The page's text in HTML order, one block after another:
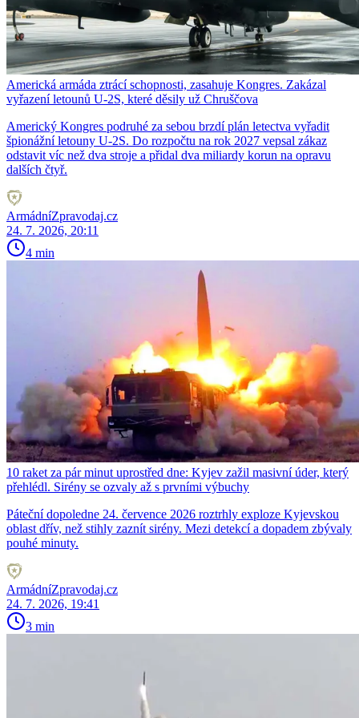
Americká armáda ztrácí schopnosti, zasahuje Kongres. Zakázal
vyřazení letounů U-2S, které děsily už Chruščova
Americký Kongres podruhé za sebou brzdí plán letectva vyřadit
špionážní letouny U-2S. Do rozpočtu na rok 2027 vepsal zákaz
odstavit víc než dva stroje a přidal dva miliardy korun na opravu
dalších čtyř.
ArmádníZpravodaj.cz
24. 7. 2026, 20:11
4 min
10 raket za pár minut uprostřed dne: Kyjev zažil masivní úder, který
přehlédl. Sirény se ozvaly až s prvními výbuchy
Páteční dopoledne 24. července 2026 roztrhly exploze Kyjevskou
oblast dřív, než stihly zaznít sirény. Mezi detekcí a dopadem zbývaly
pouhé minuty.
ArmádníZpravodaj.cz
24. 7. 2026, 19:41
3 min